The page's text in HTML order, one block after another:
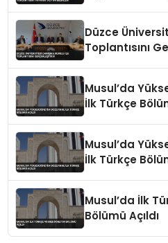
Düzce
Toplantısını
Musul’da
İlk Türkçe
Musul’da
İlk Türkçe
Musul’da İlk
Bölümü Açıldı